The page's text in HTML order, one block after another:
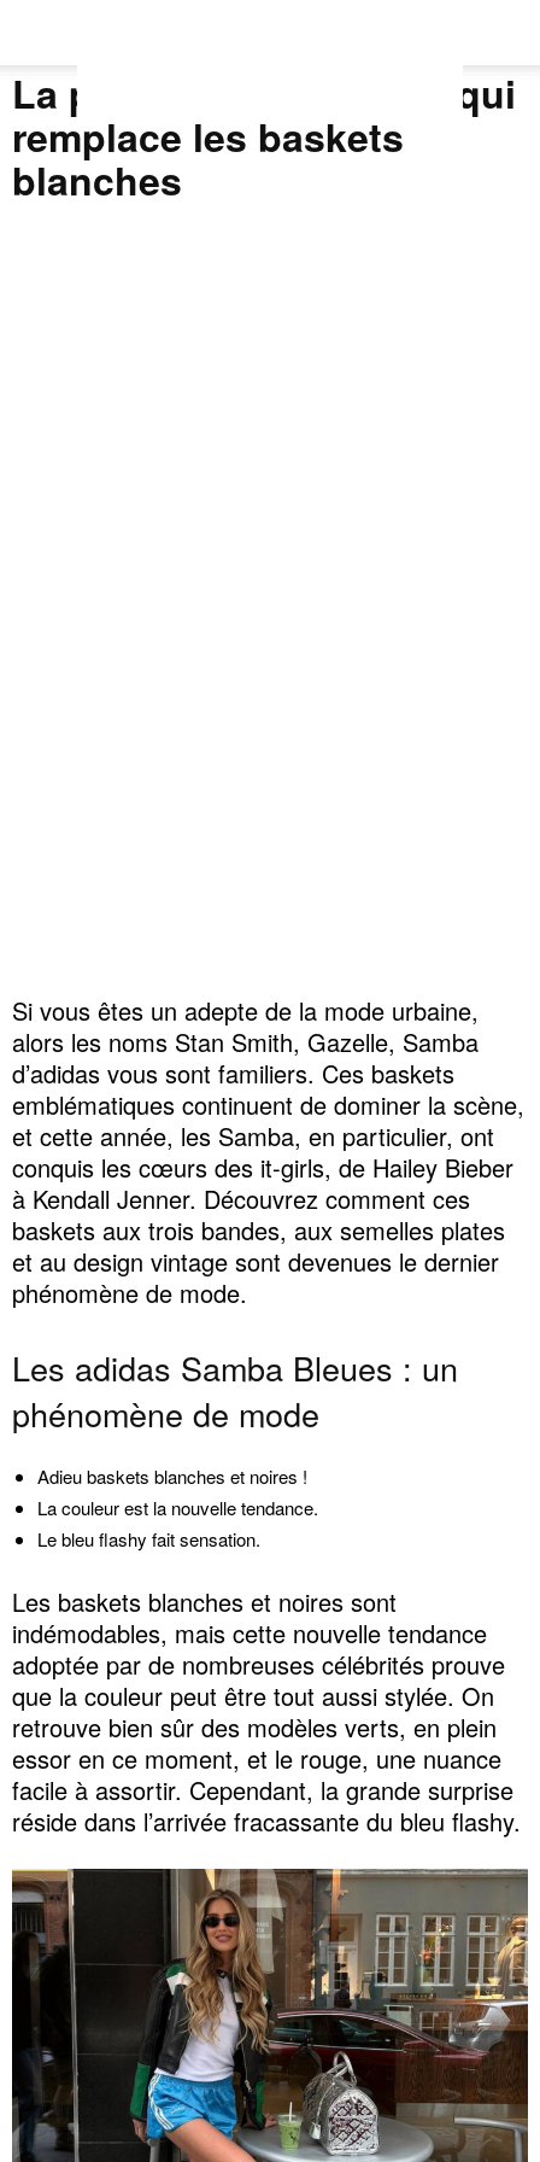
La paire de chaussures qui
remplace les baskets
blanches
Si vous êtes un adepte de la mode urbaine,
alors les noms Stan Smith, Gazelle, Samba
d’adidas vous sont familiers. Ces baskets
emblématiques continuent de dominer la scène,
et cette année, les Samba, en particulier, ont
conquis les cœurs des it-girls, de Hailey Bieber
à Kendall Jenner. Découvrez comment ces
baskets aux trois bandes, aux semelles plates
et au design vintage sont devenues le dernier
phénomène de mode.
Les adidas Samba Bleues : un
phénomène de mode
Adieu baskets blanches et noires !
La couleur est la nouvelle tendance.
Le bleu flashy fait sensation.
Les baskets blanches et noires sont
indémodables, mais cette nouvelle tendance
adoptée par de nombreuses célébrités prouve
que la couleur peut être tout aussi stylée. On
retrouve bien sûr des modèles verts, en plein
essor en ce moment, et le rouge, une nuance
facile à assortir. Cependant, la grande surprise
réside dans l’arrivée fracassante du bleu flashy.